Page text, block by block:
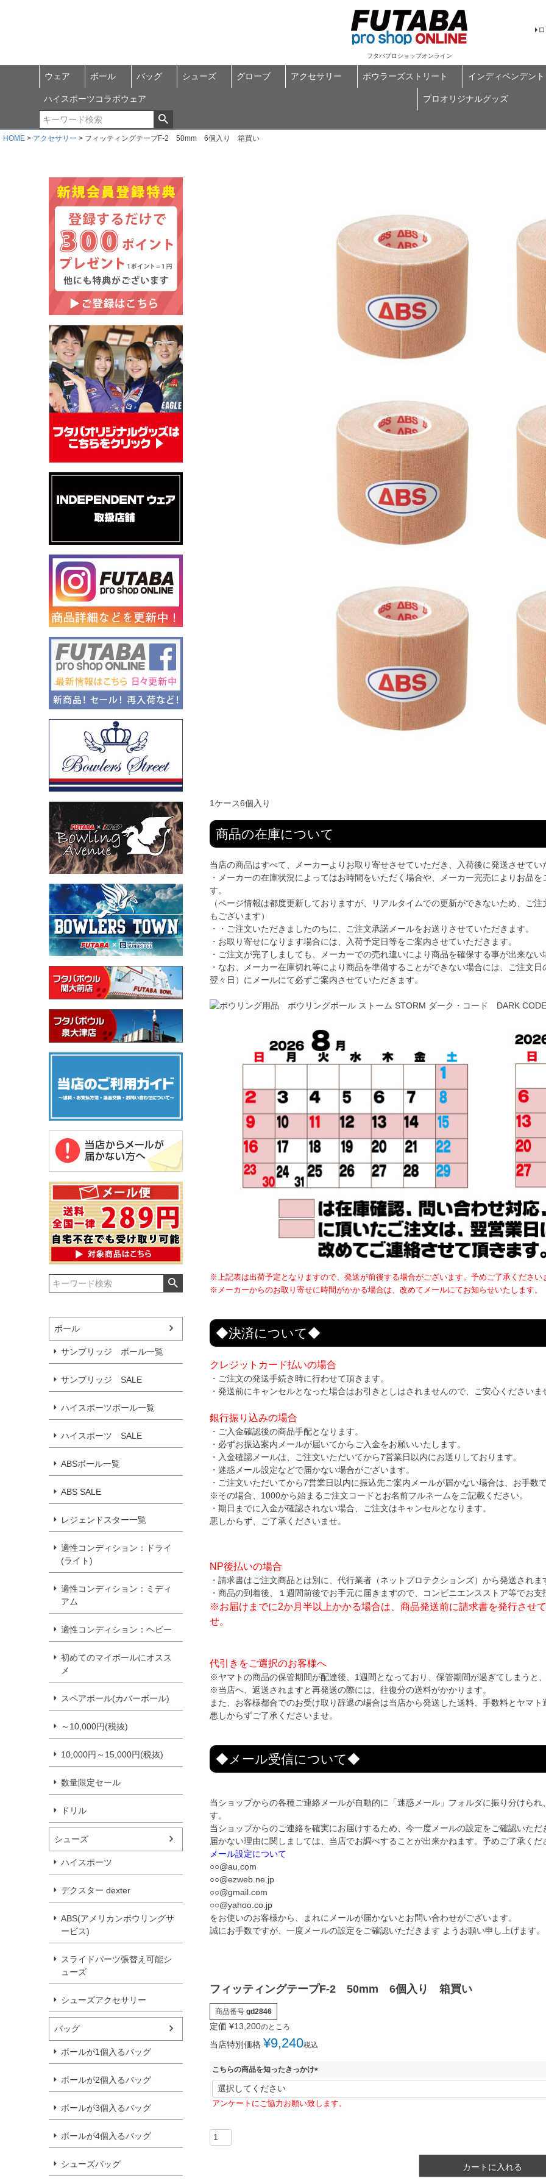
フタバプロショップオンライン
ウェア ボール バッグ シューズ グローブ アクセサリー ボウラーズストリート インディペンデント
ハイスポーツコラボウェア プロオリジナルグッズ
HOME アクセサリー フィッティングテープF-2 50mm 6個入り 箱買い
ボール
サンブリッジ ボール一覧
サンブリッジ SALE
ハイスポーツボール一覧
ハイスポーツ SALE
ABSボール一覧
ABS SALE
レジェンドスター一覧
適性コンディション：ドライ
(ライト)
適性コンディション：ミディ
アム
適性コンディション：ヘビー
初めてのマイボールにオスス
メ
スペアボール(カバーボール)
～10,000円(税抜)
10,000円～15,000円(税抜)
数量限定セール
ドリル
シューズ
ハイスポーツ
デクスター dexter
ABS(アメリカンボウリングサ
ービス)
スライドパーツ張替え可能シ
ューズ
シューズアクセサリー
バッグ
ボールが1個入るバッグ
ボールが2個入るバッグ
ボールが3個入るバッグ
ボールが4個入るバッグ
シューズバッグ
1ケース6個入り
商品の在庫について
当店の商品はすべて、メーカーよりお取り寄せさせていただき、入荷後に発送させてい
・メーカーの在庫状況によってはお時間をいただく場合や、メーカー完売によりお品
す。
（ページ情報は都度更新しておりますが、リアルタイムでの更新ができないため、ご
もございます）
・・ご注文いただきましたのちに、ご注文承諾メールをお送りさせていただきます。
・お取り寄せになります場合には、入荷予定日等をご案内させていただきます。
・ご注文が完了しましても、メーカーでの売れ違いにより商品を確保する事が出来な
・なお、メーカー在庫切れ等により商品を準備することができない場合には、ご注文
翌々日）にメールにて必ずご案内させていただきます。
※上記表は出荷予定となりますので、発送が前後する場合がございます。予めご了承ください
※メーカーからのお取り寄せに時間がかかる場合は、改めてメールにてお知らせいたします。
◆決済について◆
クレジットカード払いの場合
・ご注文の発送手続き時に行わせて頂きます。
・発送前にキャンセルとなった場合はお引きとしはされませんので、ご安心くださいま
銀行振り込みの場合
・ご入金確認後の商品手配となります。
・必ずお振込案内メールが届いてからご入金をお願いいたします。
・入金確認メールは、ご注文いただいてから7営業日以内にお送りしております。
・迷惑メール設定などで届かない場合がございます。
・ご注文いただいてから7営業日以内に振込先ご案内メールが届かない場合は、お手
※その場合、1000から始まるご注文コードとお名前フルネームをご記載ください。
・期日までに入金が確認されない場合、ご注文はキャンセルとなります。
悪しからず、ご了承くださいませ。
NP後払いの場合
・請求書はご注文商品とは別に、代行業者（ネットプロテクションズ）から発送されま
・商品の到着後、１週間前後でお手元に届きますので、コンビニエンスストア等でお
※お届けまでに2か月半以上かかる場合は、商品発送前に請求書を発行させ
せ。
代引きをご選択のお客様へ
※ヤマトの商品の保管期間が配達後、1週間となっており、保管期間が過ぎてしまうと
※当店へ、返送されますと再発送の際には、往復分の送料がかかります。
また、お客様都合でのお受け取り辞退の場合は当店から発送した送料、手数料とヤマ
悪しからずご了承くださいませ。
◆メール受信について◆
当ショップからの各種ご連絡メールが自動的に「迷惑メール」フォルダに振り分けら
す。
当ショップからのご連絡を確実にお届けするため、今一度メールの設定をご確認いた
届かない理由に関しましては、当店でお調べすることが出来かねます。予めご了承くだ
メール設定について
○○@au.com
○○@ezweb.ne.jp
○○@gmail.com
○○@yahoo.co.jp
をお使いのお客様から、まれにメールが届かないとお問い合わせがございます。
誠にお手数ですが、一度メールの設定をご確認いただきます ようお願い申し上げます。
フィッティングテープF-2 50mm 6個入り 箱買い
商品番号 gd2846
定価 ¥13,200のところ
当店特別価格 ¥9,240税込
こちらの商品を知ったきっかけ
(
須
アンケートにご協力お願い致します。
カートに入れる